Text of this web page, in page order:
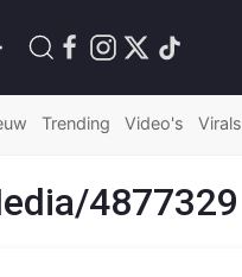
Trending Video's Virals
4877329